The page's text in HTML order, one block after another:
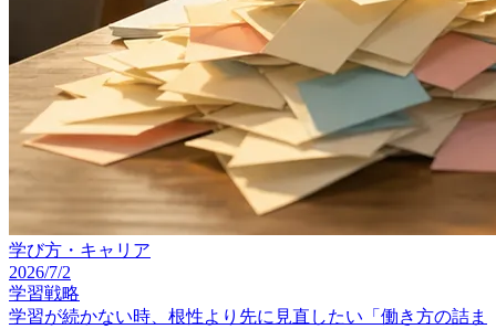
学び方・キャリア
2026/7/2
学習戦略
学習が続かない時、根性より先に見直したい「働き方の詰ま